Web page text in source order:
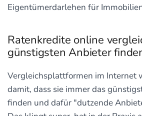
Eigentümerdarlehen für
Ratenkredite online
günstigsten Anbieter
Vergleichsplattformen im Internet
damit, dass sie immer das
finden und dafür "dutzende